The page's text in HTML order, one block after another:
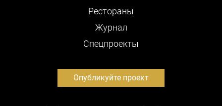
Рестораны
Журнал
Cпецпроекты
Опубликуйте проект